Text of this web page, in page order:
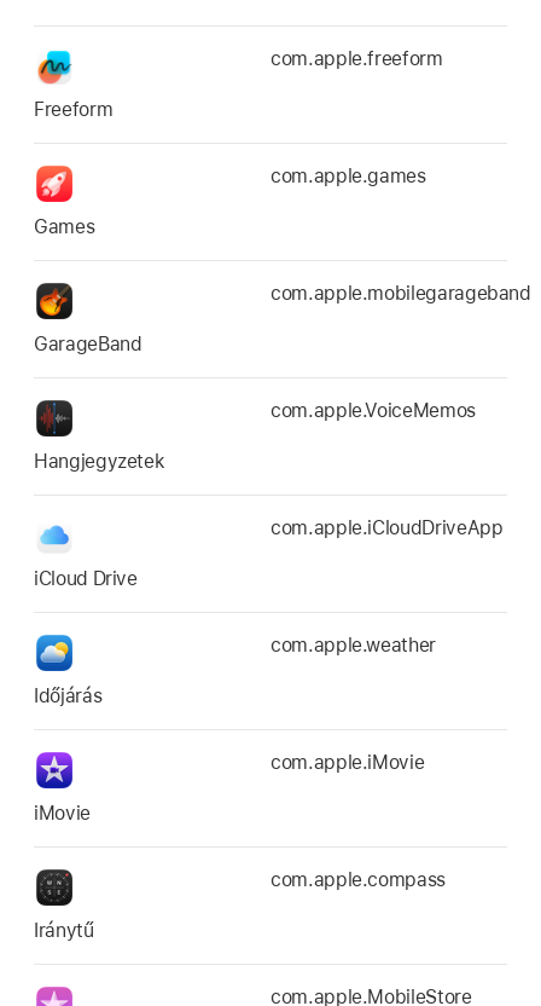
Freeform
com.apple.freeform
Games
com.apple.games
GarageBand
com.apple.mobilegarageband
Hangjegyzetek
com.apple.VoiceMemos
iCloud Drive
com.apple.iCloudDriveApp
Időjárás
com.apple.weather
iMovie
com.apple.iMovie
Iránytű
com.apple.compass
com.apple.MobileStore